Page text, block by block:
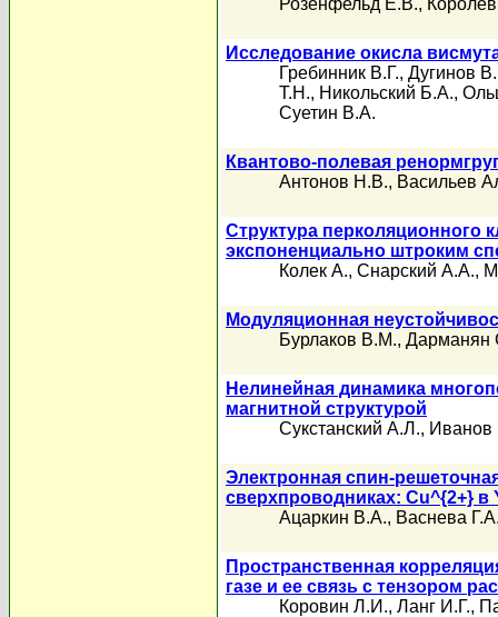
Розенфельд Е.В.,
Исследование окисла
Гребинник В.Г., Дугинов
Т.Н., Никольский Б.А.,
Суетин В.А.
Квантово-полевая
Антонов Н.В., Васильев
Структура перколяционного
экспоненциально штроким
Колек А., Снарский А.А.,
Модуляционная
Бурлаков В.М., Дарманян
Нелинейная динамика
магнитной структурой
Сукстанский А.Л., Иванов
Электронная спин-
сверхпроводниках: Cu^{2+} в
Ацаркин В.А., Васнева
Пространственная
газе и ее связь с тензором
Коровин Л.И., Ланг И.Г.,